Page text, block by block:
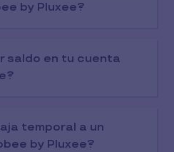
by Pluxee?
saldo en tu cuenta
temporal a un
by Pluxee?